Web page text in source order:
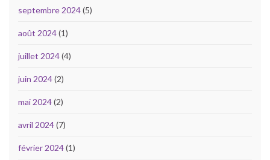
septembre 2024(5)
août 2024(1)
juillet 2024(4)
juin 2024(2)
mai 2024(2)
avril 2024(7)
février 2024(1)